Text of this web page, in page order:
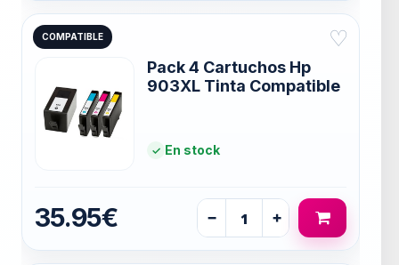
COMPATIBLE ♡
Pack 4 Cartuchos Hp
903XL Tinta Compatible
En stock
35.95€ − +